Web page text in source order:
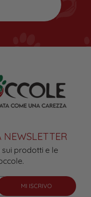
NEWSLETTER
prodotti e le
MI ISCRIVO